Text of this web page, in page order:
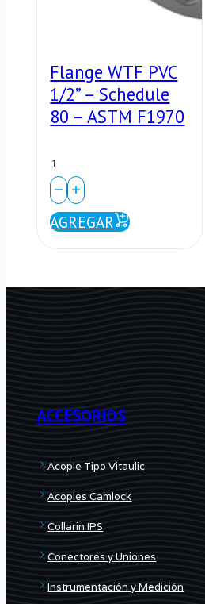
Flange WTF PVC
1/2” – Schedule
80 – ASTM F1970
Flange
WTF
PVC
1/2”
F1970
cantidad
AGREGAR
ACCESORIOS
Acople Tipo Vitaulic
Acoples Camlock
Collarin IPS
Conectores y Uniones
Instrumentación y Medición